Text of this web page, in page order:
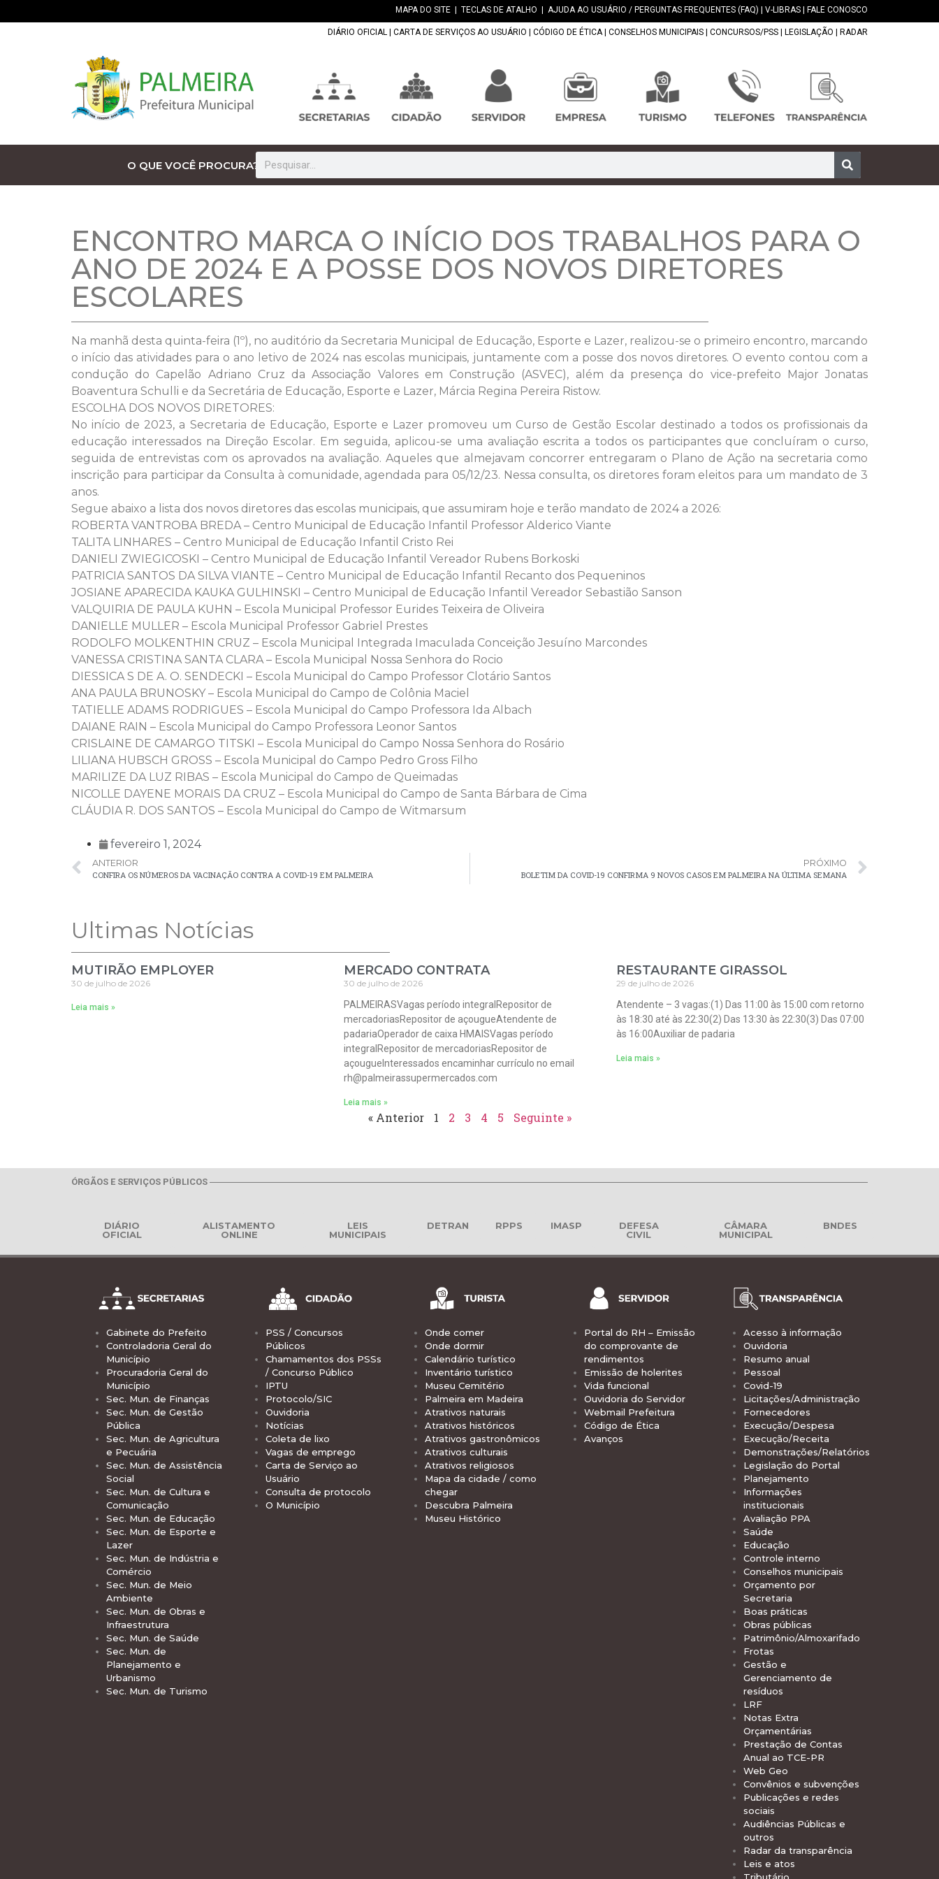
MAPA DO SITE TECLAS DE ATALHO AJUDA AO USUÁRIO / PERGUNTAS FREQUENTES (FAQ) V-LIBRAS FALE CONOSCO
DIÁRIO OFICIAL CARTA DE SERVIÇOS AO USUÁRIO CÓDIGO DE ÉTICA| CONSELHOS MUNICIPAIS CONCURSOS/PSS LEGISLAÇÃO RADAR
O QUE VOCÊ PROCURA?
ENCONTRO MARCA O INÍCIO DOS TRABALHOS PARA O
ANO DE 2024 E A POSSE DOS NOVOS DIRETORES
ESCOLARES
Na manhã desta quinta-feira (1º), no auditório da Secretaria Municipal de Educação, Esporte e Lazer, realizou-se o primeiro encontro, marcando
o início das atividades para o ano letivo de 2024 nas escolas municipais, juntamente com a posse dos novos diretores. O evento contou com a
condução do Capelão Adriano Cruz da Associação Valores em Construção (ASVEC), além da presença do vice-prefeito Major Jonatas
Boaventura Schulli e da Secretária de Educação, Esporte e Lazer, Márcia Regina Pereira Ristow.
ESCOLHA DOS NOVOS DIRETORES:
No início de 2023, a Secretaria de Educação, Esporte e Lazer promoveu um Curso de Gestão Escolar destinado a todos os profissionais da
educação interessados na Direção Escolar. Em seguida, aplicou-se uma avaliação escrita a todos os participantes que concluíram o curso,
seguida de entrevistas com os aprovados na avaliação. Aqueles que almejavam concorrer entregaram o Plano de Ação na secretaria como
inscrição para participar da Consulta à comunidade, agendada para 05/12/23. Nessa consulta, os diretores foram eleitos para um mandato de 3
anos.
Segue abaixo a lista dos novos diretores das escolas municipais, que assumiram hoje e terão mandato de 2024 a 2026:
ROBERTA VANTROBA BREDA – Centro Municipal de Educação Infantil Professor Alderico Viante
TALITA LINHARES – Centro Municipal de Educação Infantil Cristo Rei
DANIELI ZWIEGICOSKI – Centro Municipal de Educação Infantil Vereador Rubens Borkoski
PATRICIA SANTOS DA SILVA VIANTE – Centro Municipal de Educação Infantil Recanto dos Pequeninos
JOSIANE APARECIDA KAUKA GULHINSKI – Centro Municipal de Educação Infantil Vereador Sebastião Sanson
VALQUIRIA DE PAULA KUHN – Escola Municipal Professor Eurides Teixeira de Oliveira
DANIELLE MULLER – Escola Municipal Professor Gabriel Prestes
RODOLFO MOLKENTHIN CRUZ – Escola Municipal Integrada Imaculada Conceição Jesuíno Marcondes
VANESSA CRISTINA SANTA CLARA – Escola Municipal Nossa Senhora do Rocio
DIESSICA S DE A. O. SENDECKI – Escola Municipal do Campo Professor Clotário Santos
ANA PAULA BRUNOSKY – Escola Municipal do Campo de Colônia Maciel
TATIELLE ADAMS RODRIGUES – Escola Municipal do Campo Professora Ida Albach
DAIANE RAIN – Escola Municipal do Campo Professora Leonor Santos
CRISLAINE DE CAMARGO TITSKI – Escola Municipal do Campo Nossa Senhora do Rosário
LILIANA HUBSCH GROSS – Escola Municipal do Campo Pedro Gross Filho
MARILIZE DA LUZ RIBAS – Escola Municipal do Campo de Queimadas
NICOLLE DAYENE MORAIS DA CRUZ – Escola Municipal do Campo de Santa Bárbara de Cima
CLÁUDIA R. DOS SANTOS – Escola Municipal do Campo de Witmarsum
fevereiro 1, 2024
ANTERIOR
CONFIRA OS NÚMEROS DA VACINAÇÃO CONTRA A COVID-19 EM PALMEIRA
PRÓXIMO
BOLETIM DA COVID-19 CONFIRMA 9 NOVOS CASOS EM PALMEIRA NA ÚLTIMA SEMANA
Ultimas Notícias
MUTIRÃO EMPLOYER
30 de julho de 2026
Leia mais »
MERCADO CONTRATA
30 de julho de 2026
PALMEIRASVagas período integralRepositor de
mercadoriasRepositor de açougueAtendente de
padariaOperador de caixa HMAISVagas período
integralRepositor de mercadoriasRepositor de
açougueInteressados encaminhar currículo no email
rh@palmeirassupermercados.com
Leia mais »
RESTAURANTE GIRASSOL
29 de julho de 2026
Atendente – 3 vagas:(1) Das 11:00 às 15:00 com retorno
às 18:30 até às 22:30(2) Das 13:30 às 22:30(3) Das 07:00
às 16:00Auxiliar de padaria
Leia mais »
« Anterior 1 2 3 4 5 Seguinte »
ÓRGÃOS E SERVIÇOS PÚBLICOS
DIÁRIO
OFICIAL
ALISTAMENTO
ONLINE
LEIS
MUNICIPAIS
DETRAN RPPS IMASP
DEFESA
CIVIL
CÂMARA
MUNICIPAL
BNDES
Gabinete do Prefeito
Controladoria Geral do
Município
Procuradoria Geral do
Município
Sec. Mun. de Finanças
Sec. Mun. de Gestão
Pública
Sec. Mun. de Agricultura
e Pecuária
Sec. Mun. de Assistência
Social
Sec. Mun. de Cultura e
Comunicação
Sec. Mun. de Educação
Sec. Mun. de Esporte e
Lazer
Sec. Mun. de Indústria e
Comércio
Sec. Mun. de Meio
Ambiente
Sec. Mun. de Obras e
Infraestrutura
Sec. Mun. de Saúde
Sec. Mun. de
Planejamento e
Urbanismo
Sec. Mun. de Turismo
PSS / Concursos
Públicos
Chamamentos dos PSSs
/ Concurso Público
IPTU
Protocolo/SIC
Ouvidoria
Notícias
Coleta de lixo
Vagas de emprego
Carta de Serviço ao
Usuário
Consulta de protocolo
O Município
Onde comer
Onde dormir
Calendário turístico
Inventário turístico
Museu Cemitério
Palmeira em Madeira
Atrativos naturais
Atrativos históricos
Atrativos gastronômicos
Atrativos culturais
Atrativos religiosos
Mapa da cidade / como
chegar
Descubra Palmeira
Museu Histórico
Portal do RH – Emissão
do comprovante de
rendimentos
Emissão de holerites
Vida funcional
Ouvidoria do Servidor
Webmail Prefeitura
Código de Ética
Avanços
Acesso à informação
Ouvidoria
Resumo anual
Pessoal
Covid-19
Licitações/Administração
Fornecedores
Execução/Despesa
Execução/Receita
Demonstrações/Relatórios
Legislação do Portal
Planejamento
Informações
institucionais
Avaliação PPA
Saúde
Educação
Controle interno
Conselhos municipais
Orçamento por
Secretaria
Boas práticas
Obras públicas
Patrimônio/Almoxarifado
Frotas
Gestão e
Gerenciamento de
resíduos
LRF
Notas Extra
Orçamentárias
Prestação de Contas
Anual ao TCE-PR
Web Geo
Convênios e subvenções
Publicações e redes
sociais
Audiências Públicas e
outros
Radar da transparência
Leis e atos
Tributário